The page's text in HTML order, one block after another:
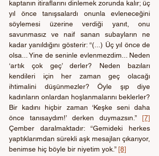
kaptanın itiraflarını dinlemek zorunda kalır; üç
yıl önce tanışsalardı onunla evleneceğini
söylemesi üzerine verdiği yanıt, onu
savunmasız ve naif sanan subayların ne
kadar yanıldığını gösterir: “(...) Üç yıl önce de
olsa... Yine de seninle evlenmezdim... Neden
‘artık çok geç’ derler? Neden bazıları
kendileri için her zaman geç olacağı
ihtimalini düşünmezler? Öyle şıp diye
kadınların onlardan hoşlanmalarını beklerler?
Bir kadını hiçbir zaman ‘Keşke seni daha
önce tanısaydım!’ derken duymazsın.” [7]
Çember daralmaktadır: “Gemideki herkes
yaptıklarımdan sürekli aşk mesajları çıkarıyor,
benimse hiç böyle bir niyetim yok.” [8]